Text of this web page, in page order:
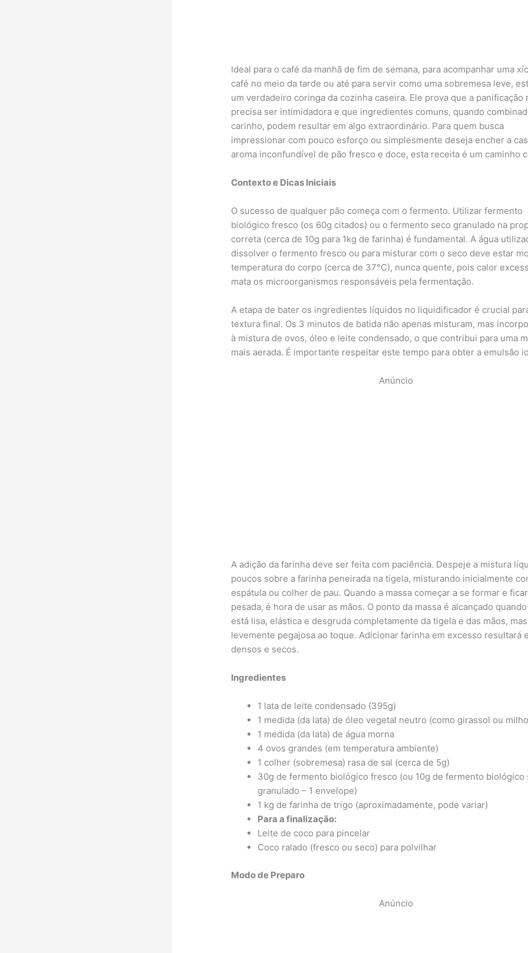
Ideal para o café da manhã de fim de semana, para acompanhar uma
café no meio da tarde ou até para servir como uma sobremesa leve,
um verdadeiro coringa da cozinha caseira. Ele prova que a panificação
precisa ser intimidadora e que ingredientes comuns, quando
carinho, podem resultar em algo extraordinário. Para quem busca
impressionar com pouco esforço ou simplesmente deseja encher a
aroma inconfundível de pão fresco e doce, esta receita é um caminho
Contexto e Dicas Iniciais
O sucesso de qualquer pão começa com o fermento. Utilizar fermento
biológico fresco (os 60g citados) ou o fermento seco granulado na
correta (cerca de 10g para 1kg de farinha) é fundamental. A água
dissolver o fermento fresco ou para misturar com o seco deve estar
temperatura do corpo (cerca de 37°C), nunca quente, pois calor
mata os microorganismos responsáveis pela fermentação.
A etapa de bater os ingredientes líquidos no liquidificador é crucial
textura final. Os 3 minutos de batida não apenas misturam, mas
à mistura de ovos, óleo e leite condensado, o que contribui para uma
mais aerada. É importante respeitar este tempo para obter a emulsão
Anúncio
A adição da farinha deve ser feita com paciência. Despeje a mistura
poucos sobre a farinha peneirada na tigela, misturando inicialmente
espátula ou colher de pau. Quando a massa começar a se formar e ficar
pesada, é hora de usar as mãos. O ponto da massa é alcançado
está lisa, elástica e desgruda completamente da tigela e das mãos,
levemente pegajosa ao toque. Adicionar farinha em excesso resultará
densos e secos.
Ingredientes
1 lata de leite condensado (395g)
1 medida (da lata) de óleo vegetal neutro (como girassol ou
1 medida (da lata) de água morna
4 ovos grandes (em temperatura ambiente)
1 colher (sobremesa) rasa de sal (cerca de 5g)
30g de fermento biológico fresco (ou 10g de fermento biológico
granulado – 1 envelope)
1 kg de farinha de trigo (aproximadamente, pode variar)
Para a finalização:
Leite de coco para pincelar
Coco ralado (fresco ou seco) para polvilhar
Modo de Preparo
Anúncio